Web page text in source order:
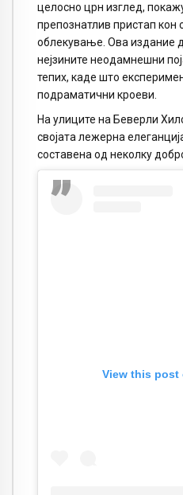
целосно црн изглед,
препознатлив пристап кон
облекување. Ова издание
нејзините неодамнешни
тепих, каде што
подраматични кроеви.
На улиците на Беверли
својата лежерна
составена од неколку
View this post